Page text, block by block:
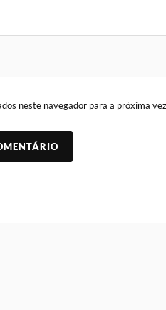
neste navegador para a próxima